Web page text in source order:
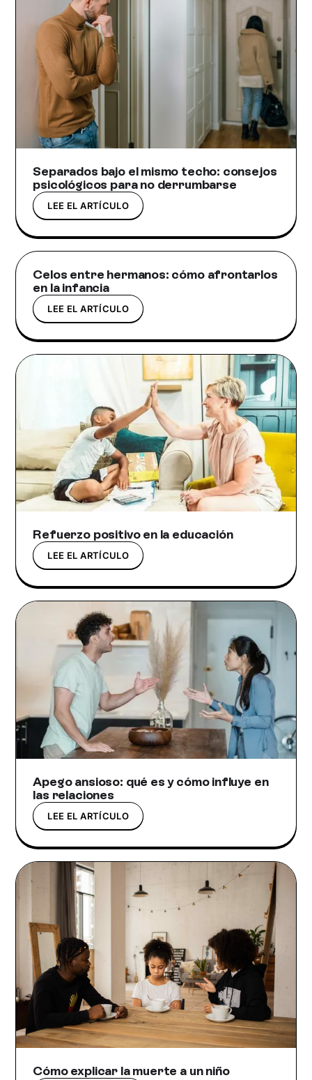
Separados bajo el mismo techo: consejos
psicológicos para no derrumbarse
LEE EL ARTÍCULO
Celos entre hermanos: cómo afrontarlos
en la infancia
LEE EL ARTÍCULO
Refuerzo positivo en la educación
LEE EL ARTÍCULO
Apego ansioso: qué es y cómo influye en
las relaciones
LEE EL ARTÍCULO
Cómo explicar la muerte a un niño